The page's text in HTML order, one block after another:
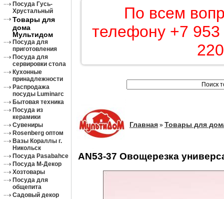
Посуда Гусь-
Хрустальный
Товары для
дома
Мультидом
Посуда для
приготовления
Посуда для
сервировки стола
Кухонные
принадлежности
Распродажа
посуды Luminarc
Бытовая техника
Посуда из
керамики
Сувениры
Rosenberg оптом
Вазы Кораллы г.
Никольск
Посуда Pasabahce
Посуда М-Декор
Хозтовары
Посуда для
общепита
Садовый декор
По всем
телефону +7
Главная » Товары для
AN53-37 Овощерезка